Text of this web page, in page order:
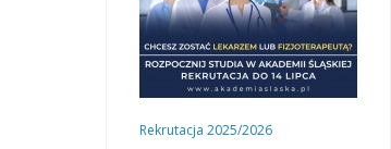
Rekrutacja 2025/2026